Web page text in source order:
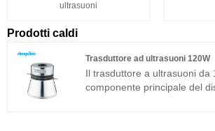
ultrasuoni
Prodotti caldi
Trasduttore ad ultrasuoni 120W
Il trasduttore a ultrasuoni da
componente principale del